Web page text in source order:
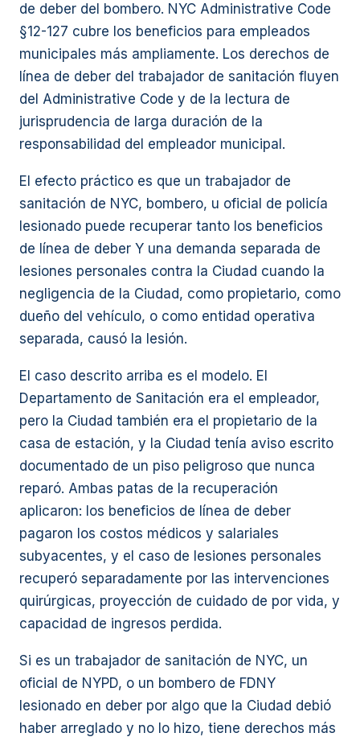
de deber del bombero. NYC Administrative Code
§12-127 cubre los beneficios para empleados
municipales más ampliamente. Los derechos de
línea de deber del trabajador de sanitación fluyen
del Administrative Code y de la lectura de
jurisprudencia de larga duración de la
responsabilidad del empleador municipal.
El efecto práctico es que un trabajador de
sanitación de NYC, bombero, u oficial de policía
lesionado puede recuperar tanto los beneficios
de línea de deber Y una demanda separada de
lesiones personales contra la Ciudad cuando la
negligencia de la Ciudad, como propietario, como
dueño del vehículo, o como entidad operativa
separada, causó la lesión.
El caso descrito arriba es el modelo. El
Departamento de Sanitación era el empleador,
pero la Ciudad también era el propietario de la
casa de estación, y la Ciudad tenía aviso escrito
documentado de un piso peligroso que nunca
reparó. Ambas patas de la recuperación
aplicaron: los beneficios de línea de deber
pagaron los costos médicos y salariales
subyacentes, y el caso de lesiones personales
recuperó separadamente por las intervenciones
quirúrgicas, proyección de cuidado de por vida, y
capacidad de ingresos perdida.
Si es un trabajador de sanitación de NYC, un
oficial de NYPD, o un bombero de FDNY
lesionado en deber por algo que la Ciudad debió
haber arreglado y no lo hizo, tiene derechos más